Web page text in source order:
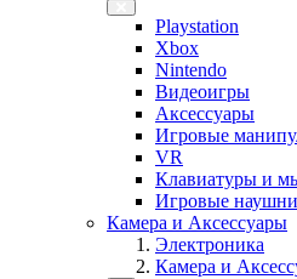
Playstation
Xbox
Nintendo
Видеоигры
Аксессуары
Игровые
VR
Клавиатуры и
Игровые
Камера и Аксессуары
Электроника
Камера и